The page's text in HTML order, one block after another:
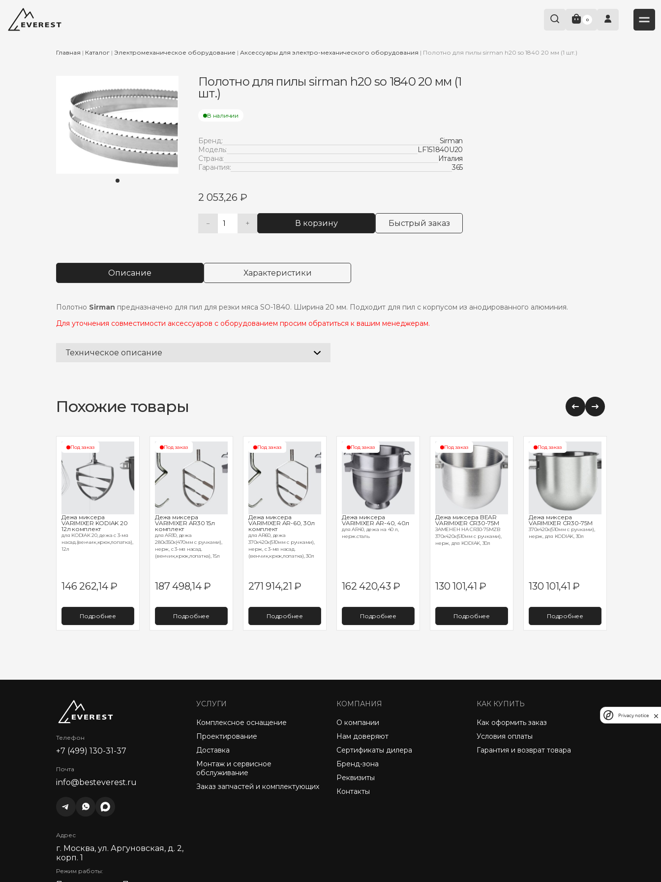
0
Главная | Каталог | Электромеханическое оборудование | Аксессуары для электро-механического оборудования | Полотно для пилы sirman h20 so 1840 20 мм (1 шт.)
Полотно для пилы sirman h20 so 1840 20 мм (1
шт.)
В наличии
Бренд:
Sirman
Модель:
LF151840U20
Страна:
Италия
Гарантия:
365
2 053,26 ₽
−
Количество
пилы
h20
20
мм
(1
+ В корзину Быстрый заказ
Alternative:
Описание Характеристики
Полотно Sirman предназначено для пил для резки мяса SO-1840. Ширина 20 мм. Подходит для пил с корпусом из анодированного алюминия.
Для уточнения совместимости аксессуаров с оборудованием просим обратиться к вашим менеджерам.
Техническое описание
Похожие товары
Под заказ
Дежа миксера
VARIMIXER KODIAK 20
12л комплект
для KODIAK 20, дежа с 3-мя
насад.(венчик,крюк,лопатка),
12л
146 262,14₽
Подробнее
Под заказ
Дежа миксера
VARIMIXER AR30 15л
комплект
для AR30, дежа
280х350х(470мм с ручками),
нерж, с 3-мя насад.
(венчик,крюк,лопатка), 15л
187 498,14₽
Подробнее
Под заказ
Дежа миксера
VARIMIXER AR-60, 30л
комплект
для AR60, дежа
370х420х(510мм с ручками),
нерж, с 3-мя насад.
(венчик,крюк,лопатка), 30л
271 914,21₽
Подробнее
Под заказ
Дежа миксера
VARIMIXER AR-40, 40л
для AR40, дежа на 40 л,
нерж.сталь
162 420,43₽
Подробнее
Под заказ
Дежа миксера BEAR
VARIMIXER CR30-75M
ЗАМЕНЕН НА CR30-75MZB
370х420х(510мм с ручками),
нерж, для KODIAK, 30л
130 101,41₽
Подробнее
Под заказ
Дежа миксера
VARIMIXER CR30-75M
370х420х(510мм с ручками),
нерж, для KODIAK, 30л
130 101,41₽
Подробнее
Телефон
+7 (499) 130-31-37
Почта
info@besteverest.ru
Адрес
г. Москва, ул. Аргуновская, д. 2,
корп. 1
Режим работы:
УСЛУГИ
Комплексное оснащение
Проектирование
Доставка
Монтаж и сервисное
обслуживание
Заказ запчастей и комплектующих
КОМПАНИЯ
О компании
Нам доверяют
Сертификаты дилера
Бренд-зона
Реквизиты
Контакты
КАК КУПИТЬ
Как оформить заказ
Условия оплаты
Гарантия и возврат товара
Privacy notice